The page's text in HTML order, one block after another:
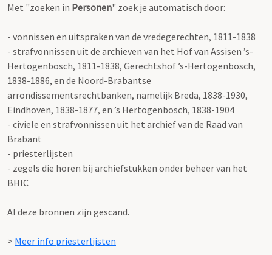
Met "zoeken in Personen" zoek je automatisch door:
- vonnissen en uitspraken van de vredegerechten, 1811-1838
- strafvonnissen uit de archieven van het Hof van Assisen ’s-
Hertogenbosch, 1811-1838, Gerechtshof ’s-Hertogenbosch,
1838-1886, en de Noord-Brabantse
arrondissementsrechtbanken, namelijk Breda, 1838-1930,
Eindhoven, 1838-1877, en ’s Hertogenbosch, 1838-1904
- civiele en strafvonnissen uit het archief van de Raad van
Brabant
- priesterlijsten
- zegels die horen bij archiefstukken onder beheer van het
BHIC
Al deze bronnen zijn gescand.
> Meer info priesterlijsten